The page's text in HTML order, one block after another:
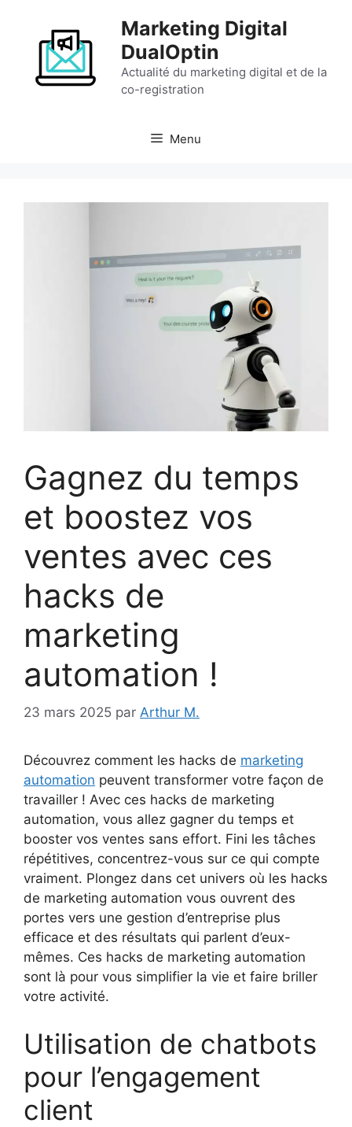
contenu
Marketing Digital
DualOptin
Actualité du marketing digital et de la
co-registration
Menu
Gagnez du temps
et boostez vos
ventes avec ces
hacks de
marketing
automation !
23 mars 2025 par Arthur M.
Découvrez comment les hacks de marketing
automation peuvent transformer votre façon de
travailler ! Avec ces hacks de marketing
automation, vous allez gagner du temps et
booster vos ventes sans effort. Fini les tâches
répétitives, concentrez-vous sur ce qui compte
vraiment. Plongez dans cet univers où les hacks
de marketing automation vous ouvrent des
portes vers une gestion d’entreprise plus
efficace et des résultats qui parlent d’eux-
mêmes. Ces hacks de marketing automation
sont là pour vous simplifier la vie et faire briller
votre activité.
Utilisation de chatbots
pour l’engagement
client